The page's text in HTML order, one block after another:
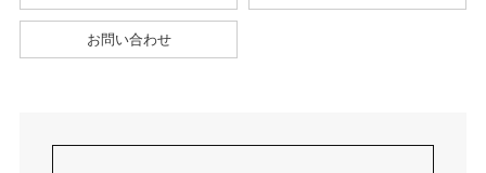
お問い合わせ